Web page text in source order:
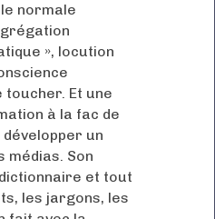
normale
», locution
Et une
à la fac de
développer un
médias. Son
et tout
les jargons, les